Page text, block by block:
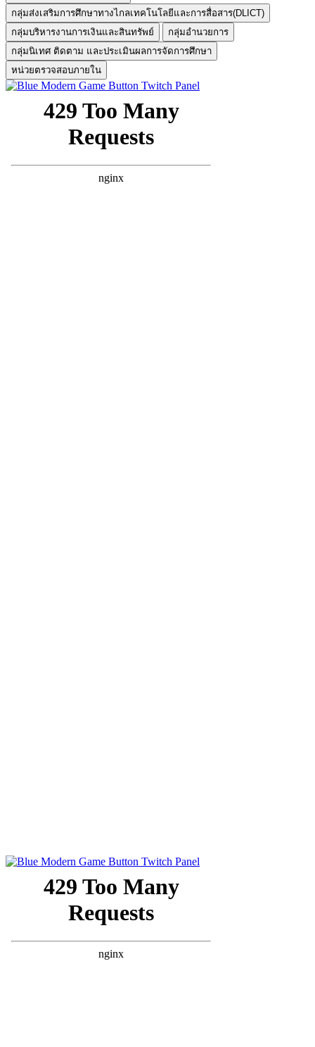
กลุ่มส่งเสริมการศึกษาทางไกลเทคโนโลยีและการสื่อสาร(DLICT)
กลุ่มบริหารงานการเงินและสินทรัพย์
กลุ่มอำนวยการ
กลุ่มนิเทศ ติดตาม และประเมินผลการจัดการศึกษา
หน่วยตรวจสอบภายใน